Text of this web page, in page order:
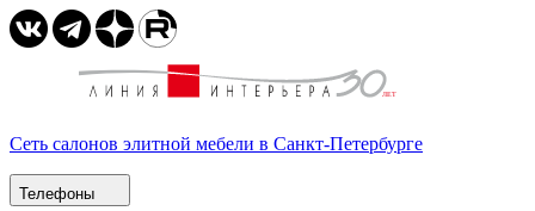
Сеть салонов элитной мебели в Санкт-Петербурге
Телефоны